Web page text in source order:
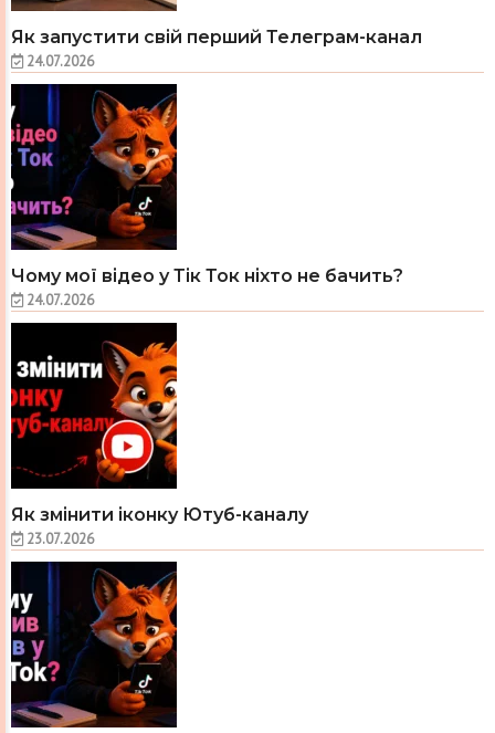
Як запустити свій перший Телеграм-канал
24.07.2026
Чому мої відео у Тік Ток ніхто не бачить?
24.07.2026
Як змінити іконку Ютуб-каналу
23.07.2026